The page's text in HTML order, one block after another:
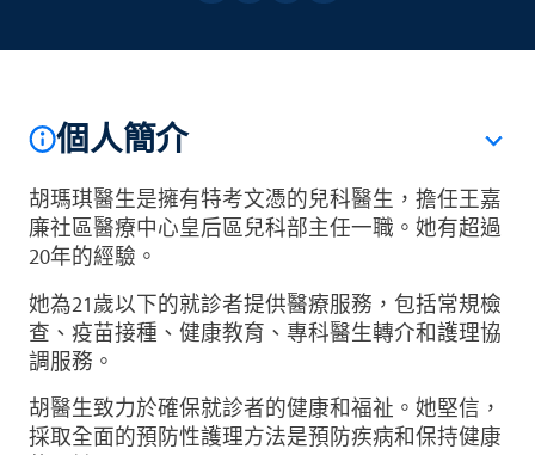
個人簡介
胡瑪琪醫生是擁有特考文憑的兒科醫生，擔任王嘉
廉社區醫療中心皇后區兒科部主任一職。她有超過
20年的經驗。
她為21歲以下的就診者提供醫療服務，包括常規檢
查、疫苗接種、健康教育、專科醫生轉介和護理協
調服務。
胡醫生致力於確保就診者的健康和福祉。她堅信，
採取全面的預防性護理方法是預防疾病和保持健康